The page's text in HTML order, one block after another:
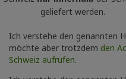
geliefert werden.
Ich verstehe den genannten
möchte aber trotzdem den
Schweiz aufrufen.